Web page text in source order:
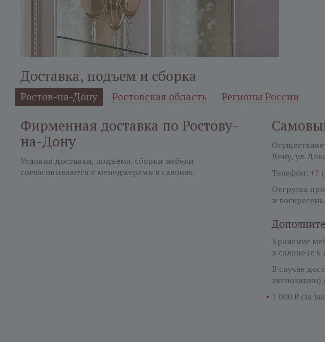
Доставка, подъем и сборка
Ростов-на-Дону Ростовская область Регионы России
Фирменная доставка по Ростову-
на-Дону
Условия доставки, подъема, сборки мебели
согласовываются с менеджерами в салонах.
Дону, ул.
Телефон: +7
Отгрузка
и
Хранение
в салоне (с
В случае
экспозиции)
1 000 ₽ (за